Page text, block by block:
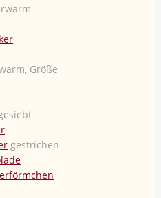
Größe
gestrichen